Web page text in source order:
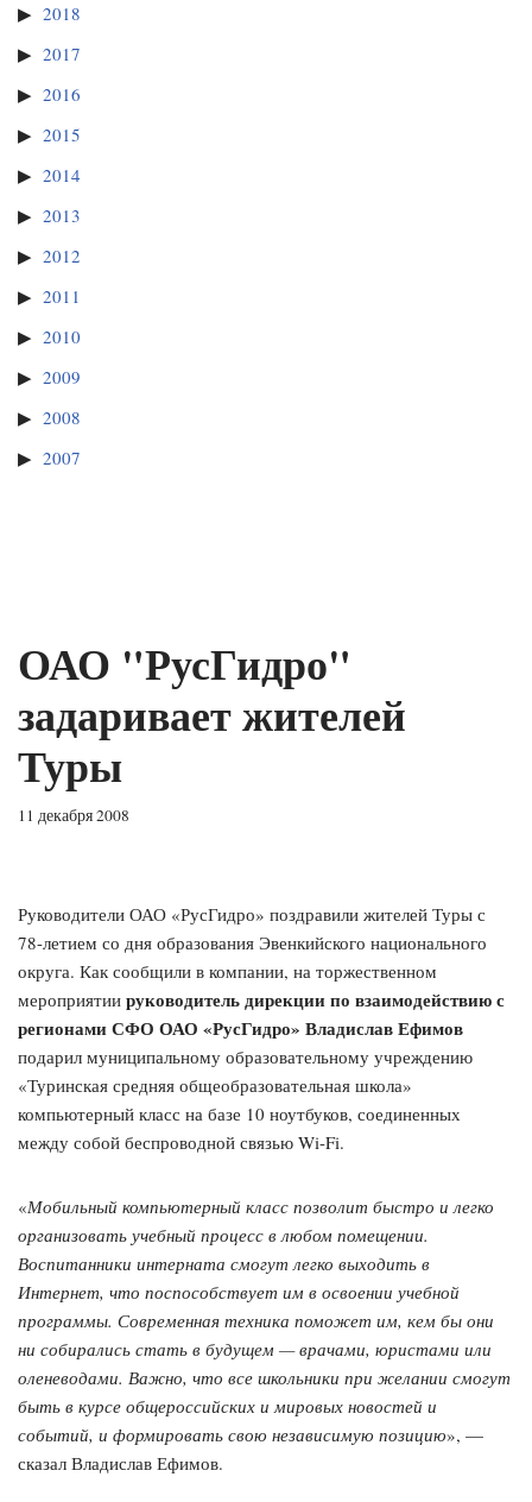
2018
2017
2016
2015
2014
2013
2012
2011
2010
2009
2008
2007
ОАО "РусГидро"
задаривает жителей
Туры
11 декабря 2008
Руководители ОАО «РусГидро» поздравили жителей Туры с
78-летием со дня образования Эвенкийского национального
округа. Как сообщили в компании, на торжественном
мероприятии руководитель дирекции по взаимодействию с
регионами СФО ОАО «РусГидро» Владислав Ефимов
подарил муниципальному образовательному учреждению
«Туринская средняя общеобразовательная школа»
компьютерный класс на базе 10 ноутбуков, соединенных
между собой беспроводной связью Wi-Fi.
«Мобильный компьютерный класс позволит быстро и легко
организовать учебный процесс в любом помещении.
Воспитанники интерната смогут легко выходить в
Интернет, что поспособствует им в освоении учебной
программы. Современная техника поможет им, кем бы они
ни собирались стать в будущем — врачами, юристами или
оленеводами. Важно, что все школьники при желании смогут
быть в курсе общероссийских и мировых новостей и
событий, и формировать свою независимую позицию», —
сказал Владислав Ефимов.